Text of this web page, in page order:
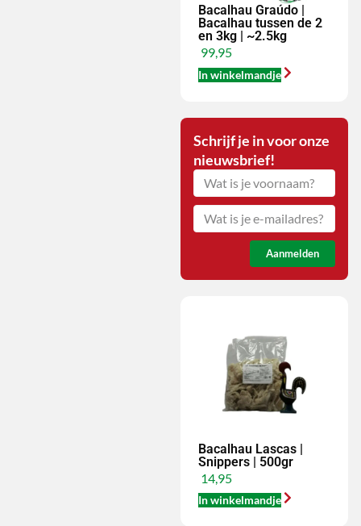
Bacalhau Graúdo |
Bacalhau tussen de 2
en 3kg | ~2.5kg
99,95
In winkelmandje
Schrijf je in voor onze
nieuwsbrief!
Aanmelden
Bacalhau Lascas |
Snippers | 500gr
14,95
In winkelmandje